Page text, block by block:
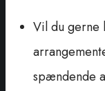
Vil du
spændende